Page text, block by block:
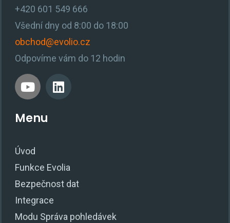
+420 601 549 666
Všední dny od 8:00 do 18:00
obchod@evolio.cz
Odpovíme vám do 12 hodin
Menu
Úvod
Funkce Evolia
Bezpečnost dat
Integrace
Modu Správa pohledávek